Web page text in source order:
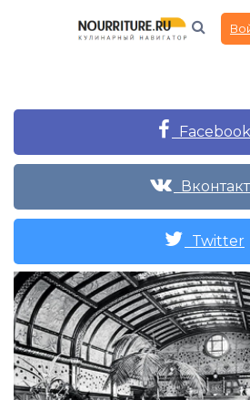
Facebook
Twitter